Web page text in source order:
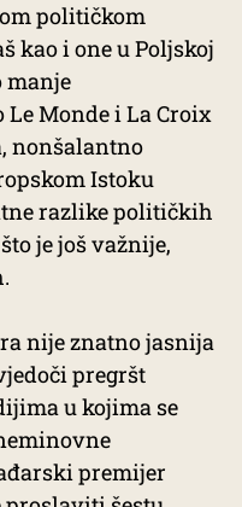
političkom
kao i one u Poljskoj
manje
Le Monde i La Croix
nonšalantno
Istoku
razlike političkih
je još važnije,
nije znatno jasnija
pregršt
u kojima se
premijer